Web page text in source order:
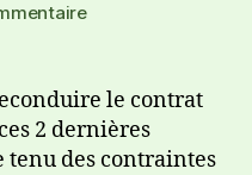
le contrat
2 dernières
tenu des contraintes